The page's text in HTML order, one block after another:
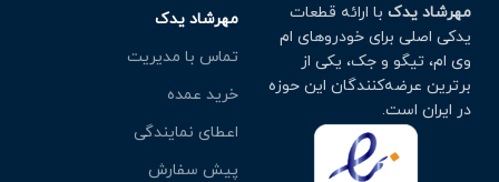
مهرشاد یدک با ارائه قطعات
یدکی اصلی برای خودروهای ام
وی ام، تیگو و جک، یکی از
برترین عرضه‌کنندگان این حوزه
در ایران است.
مهرشاد یدک
تماس با مدیریت
خرید عمده
اعطای نمایندگی
پیش سفارش